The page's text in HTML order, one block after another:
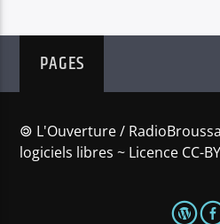
PAGES
🄯 L'Ouverture /
logiciels libres ~ Licence CC-